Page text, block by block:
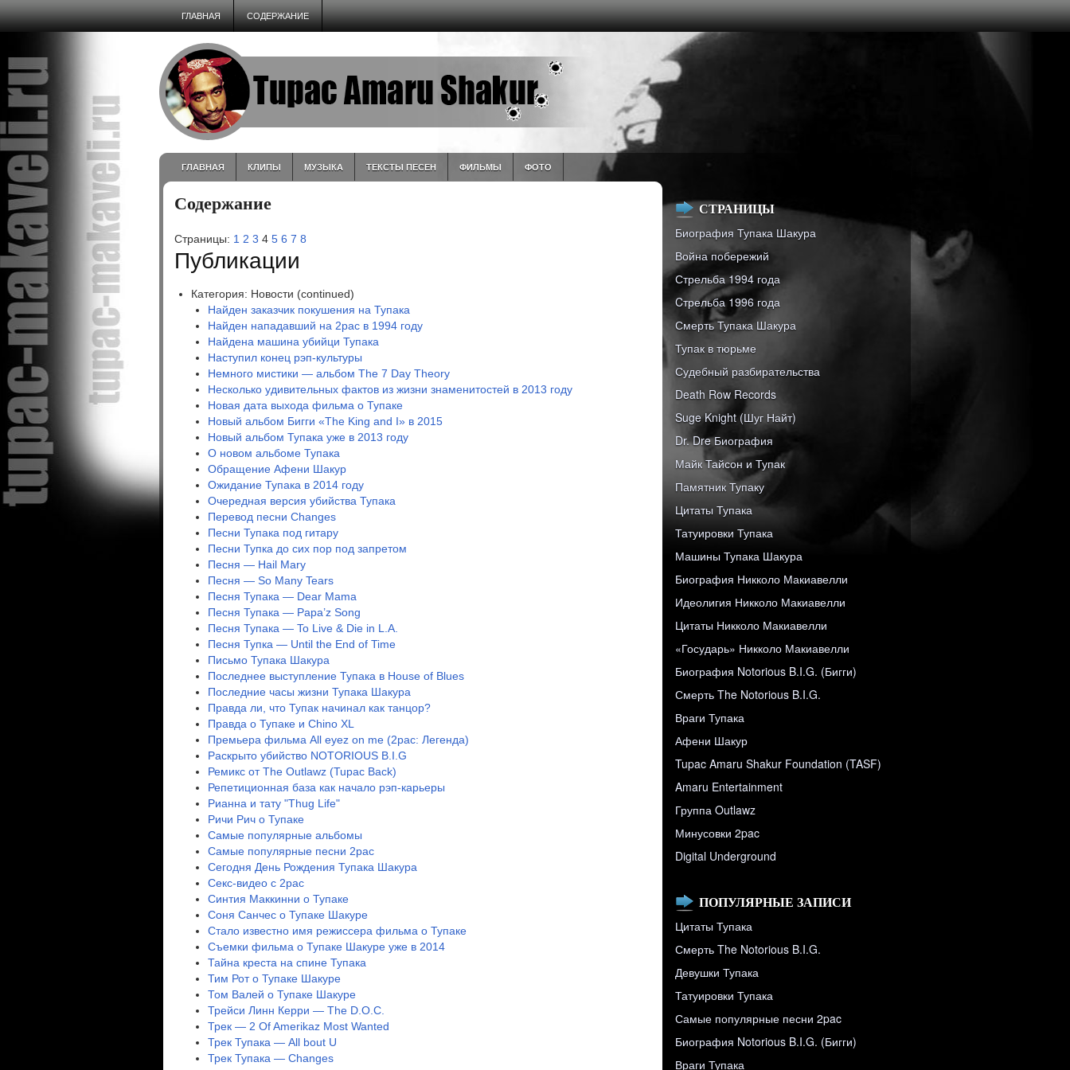
ГЛАВНАЯ СОДЕРЖАНИЕ
ГЛАВНАЯ КЛИПЫ МУЗЫКА ТЕКСТЫ ПЕСЕН ФИЛЬМЫ ФОТО
Содержание
Страницы: 1 2 3 4 5 6 7 8
Публикации
Категория: Новости (continued)
Найден заказчик покушения на Тупака
Найден нападавший на 2pac в 1994 году
Найдена машина убийци Тупака
Наступил конец рэп-культуры
Немного мистики — альбом The 7 Day Theory
Несколько удивительных фактов из жизни знаменитостей в 2013 году
Новая дата выхода фильма о Тупаке
Новый альбом Бигги «The King and I» в 2015
Новый альбом Тупака уже в 2013 году
О новом альбоме Тупака
Обращение Афени Шакур
Ожидание Тупака в 2014 году
Очередная версия убийства Тупака
Перевод песни Changes
Песни Тупака под гитару
Песни Тупка до сих пор под запретом
Песня — Hail Mary
Песня — So Many Tears
Песня Тупака — Dear Mama
Песня Тупака — Papa’z Song
Песня Тупака — To Live & Die in L.A.
Песня Тупка — Until the End of Time
Письмо Тупака Шакура
Последнее выступление Тупака в House of Blues
Последние часы жизни Тупака Шакура
Правда ли, что Тупак начинал как танцор?
Правда о Тупаке и Chino XL
Премьера фильма All eyez on me (2pac: Легенда)
Раскрыто убийство NOTORIOUS B.I.G
Ремикс от The Outlawz (Tupac Back)
Репетиционная база как начало рэп-карьеры
Рианна и тату "Thug Life"
Ричи Рич о Тупаке
Самые популярные альбомы
Самые популярные песни 2pac
Сегодня День Рождения Тупака Шакура
Секс-видео с 2pac
Синтия Маккинни о Тупаке
Соня Санчес о Тупаке Шакуре
Стало известно имя режиссера фильма о Тупаке
Съемки фильма о Тупаке Шакуре уже в 2014
Тайна креста на спине Тупака
Тим Рот о Тупаке Шакуре
Том Валей о Тупаке Шакуре
Трейси Линн Керри — The D.O.C.
Трек — 2 Of Amerikaz Most Wanted
Трек Тупака — All bout U
Трек Тупака — Changes
СТРАНИЦЫ
Биография Тупака Шакура
Война побережий
Стрельба 1994 года
Cтрельба 1996 года
Смерть Тупака Шакура
Тупак в тюрьме
Судебный разбирательства
Death Row Records
Suge Knight (Шуг Найт)
Dr. Dre Биография
Майк Тайсон и Тупак
Памятник Тупаку
Цитаты Тупака
Татуировки Тупака
Машины Тупака Шакура
Биография Никколо Макиавелли
Идеолигия Никколо Макиавелли
Цитаты Никколо Макиавелли
«Государь» Никколо Макиавелли
Биография Notorious B.I.G. (Бигги)
Смерть The Notorious B.I.G.
Враги Тупака
Афени Шакур
Tupac Amaru Shakur Foundation (TASF)
Amaru Entertainment
Группа Outlawz
Минусовки 2pac
Digital Underground
ПОПУЛЯРНЫЕ ЗАПИСИ
Цитаты Тупака
Смерть The Notorious B.I.G.
Девушки Тупака
Татуировки Тупака
Самые популярные песни 2pac
Биография Notorious B.I.G. (Бигги)
Враги Тупака